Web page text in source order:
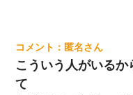
匿名
こういう人がいる
て